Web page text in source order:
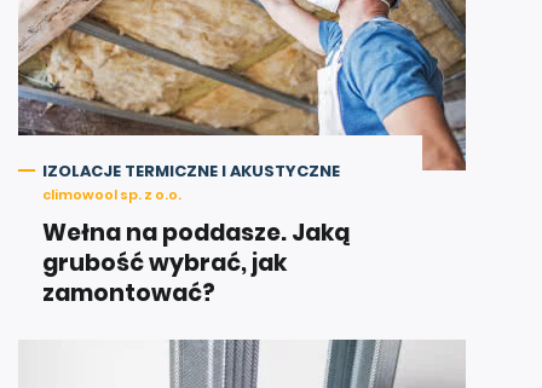
IZOLACJE TERMICZNE I AKUSTYCZNE
climowool sp. z o.o.
Wełna na poddasze. Jaką
grubość wybrać, jak
zamontować?